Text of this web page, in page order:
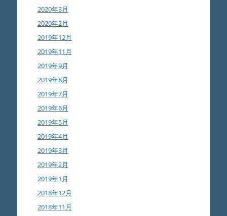
2020年3月
2020年2月
2019年12月
2019年11月
2019年9月
2019年8月
2019年7月
2019年6月
2019年5月
2019年4月
2019年3月
2019年2月
2019年1月
2018年12月
2018年11月